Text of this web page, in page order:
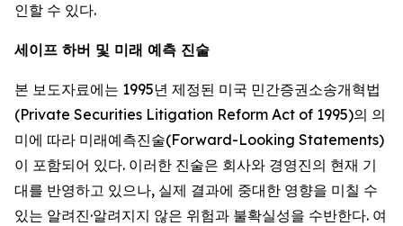
인할 수 있다.
세이프 하버 및 미래 예측 진술
본 보도자료에는 1995년 제정된 미국 민간증권소송개혁법
(Private Securities Litigation Reform Act of 1995)의 의
미에 따라 미래예측진술(Forward-Looking Statements)
이 포함되어 있다. 이러한 진술은 회사와 경영진의 현재 기
대를 반영하고 있으나, 실제 결과에 중대한 영향을 미칠 수
있는 알려진·알려지지 않은 위험과 불확실성을 수반한다. 여